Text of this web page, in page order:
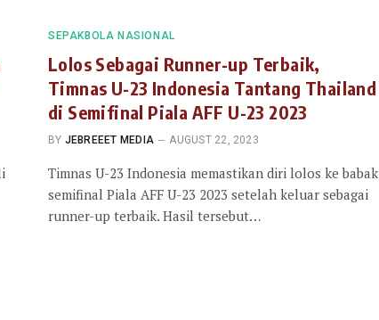
SEPAKBOLA NASIONAL
Lolos Sebagai Runner-up Terbaik,
Timnas U-23 Indonesia Tantang Thailand
di Semifinal Piala AFF U-23 2023
BY JEBREEET MEDIA AUGUST 22, 2023
Timnas U-23 Indonesia memastikan diri lolos ke babak
semifinal Piala AFF U-23 2023 setelah keluar sebagai
runner-up terbaik. Hasil tersebut…